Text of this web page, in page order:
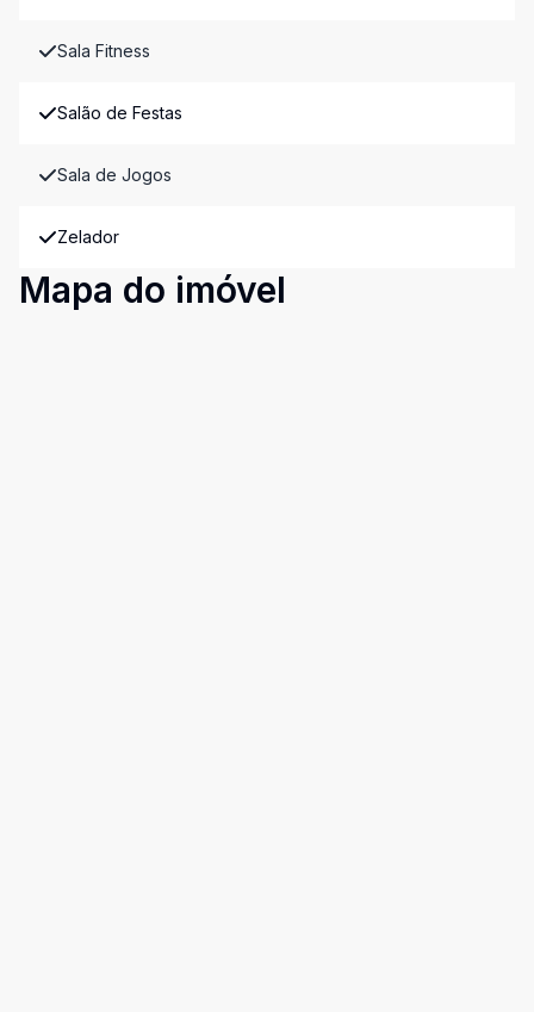
Sala Fitness
Salão de Festas
Sala de Jogos
Zelador
Mapa do imóvel